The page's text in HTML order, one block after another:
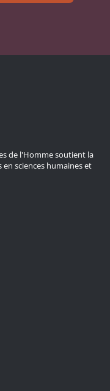
de l'Homme soutient la
sciences humaines et